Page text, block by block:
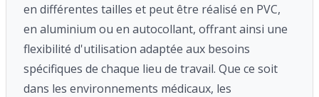
en différentes tailles et peut être réalisé en PVC,
en aluminium ou en autocollant, offrant ainsi une
flexibilité d'utilisation adaptée aux besoins
spécifiques de chaque lieu de travail. Que ce soit
dans les environnements médicaux, les